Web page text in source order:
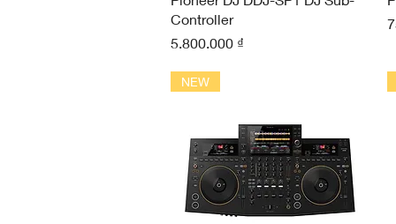
Controller
Giá
5.800.000 ₫
NEW